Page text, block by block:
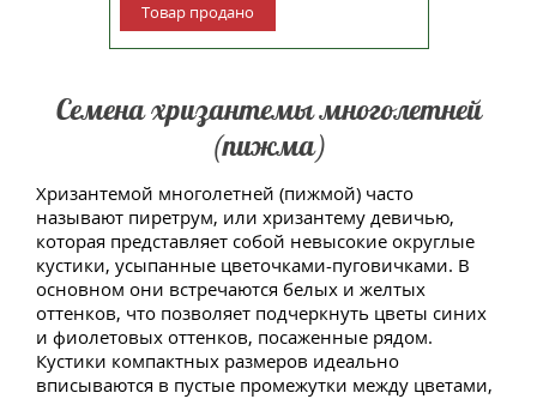
Семена хризантемы многолетней
(пижма)
Хризантемой многолетней (пижмой) часто
называют пиретрум, или хризантему девичью,
которая представляет собой невысокие округлые
кустики, усыпанные цветочками-пуговичками. В
основном они встречаются белых и желтых
оттенков, что позволяет подчеркнуть цветы синих
и фиолетовых оттенков, посаженные рядом.
Кустики компактных размеров идеально
вписываются в пустые промежутки между цветами,
Товар продано